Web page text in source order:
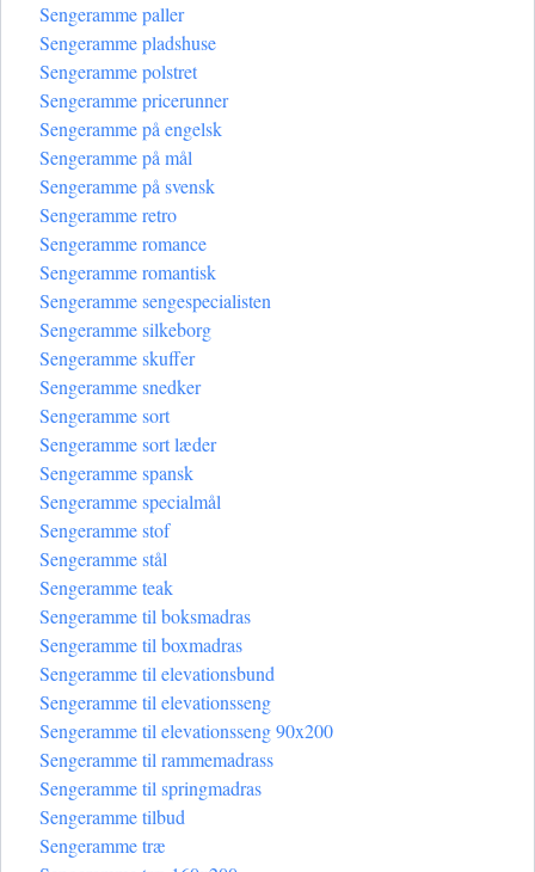
Sengeramme paller
Sengeramme pladshuse
Sengeramme polstret
Sengeramme pricerunner
Sengeramme på engelsk
Sengeramme på mål
Sengeramme på svensk
Sengeramme retro
Sengeramme romance
Sengeramme romantisk
Sengeramme sengespecialisten
Sengeramme silkeborg
Sengeramme skuffer
Sengeramme snedker
Sengeramme sort
Sengeramme sort læder
Sengeramme spansk
Sengeramme specialmål
Sengeramme stof
Sengeramme stål
Sengeramme teak
Sengeramme til boksmadras
Sengeramme til boxmadras
Sengeramme til elevationsbund
Sengeramme til elevationsseng
Sengeramme til elevationsseng 90x200
Sengeramme til rammemadrass
Sengeramme til springmadras
Sengeramme tilbud
Sengeramme træ